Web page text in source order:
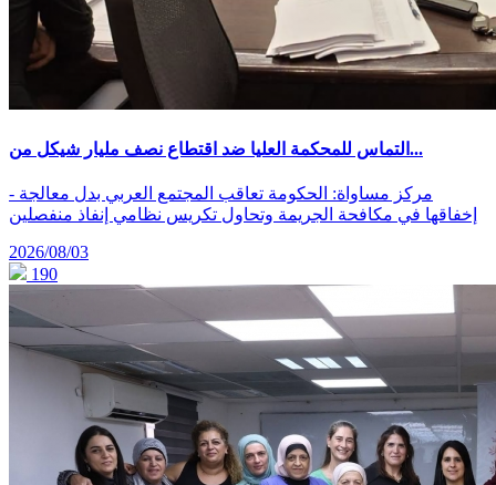
التماس للمحكمة العليا ضد اقتطاع نصف مليار شيكل من...
- مركز مساواة: الحكومة تعاقب المجتمع العربي بدل معالجة
إخفاقها في مكافحة الجريمة وتحاول تكريس نظامي إنفاذ منفصلين
2026/08/03
190